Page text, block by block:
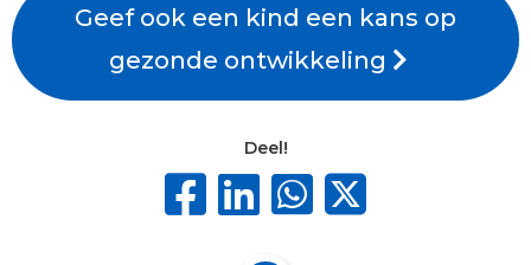
Geef ook een kind een kans op
gezonde ontwikkeling
Deel!